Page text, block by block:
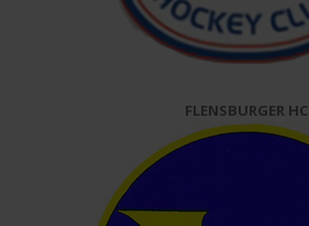
FLENSBURGER HC